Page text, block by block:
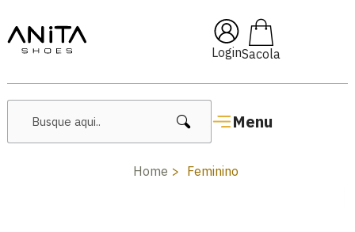
Login
Menu
Pai10
Home Feminino